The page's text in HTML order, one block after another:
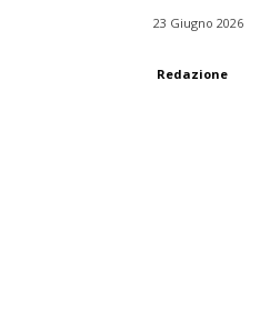
23 Giugno 2026
Redazione